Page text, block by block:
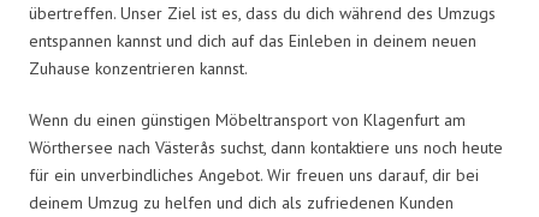
übertreffen. Unser Ziel ist es, dass du dich während des Umzugs
entspannen kannst und dich auf das Einleben in deinem neuen
Zuhause konzentrieren kannst.
Wenn du einen günstigen Möbeltransport von Klagenfurt am
Wörthersee nach Västerås suchst, dann kontaktiere uns noch heute
für ein unverbindliches Angebot. Wir freuen uns darauf, dir bei
deinem Umzug zu helfen und dich als zufriedenen Kunden